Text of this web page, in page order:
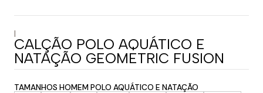
|
CALÇÃO POLO AQUÁTICO E
NATAÇÃO GEOMETRIC FUSION
TAMANHOS HOMEM POLO AQUÁTICO E NATAÇÃO